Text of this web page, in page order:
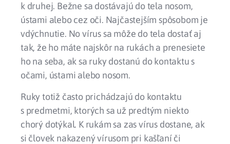
k druhej. Bežne sa dostávajú do tela nosom,
ústami alebo cez oči. Najčastejším spôsobom je
vdýchnutie. No vírus sa môže do tela dostať aj
tak, že ho máte najskôr na rukách a prenesiete
ho na seba, ak sa ruky dostanú do kontaktu s
očami, ústami alebo nosom.
Ruky totiž často prichádzajú do kontaktu
s predmetmi, ktorých sa už predtým niekto
chorý dotýkal. K rukám sa zas vírus dostane, ak
si človek nakazený vírusom pri kašľaní či